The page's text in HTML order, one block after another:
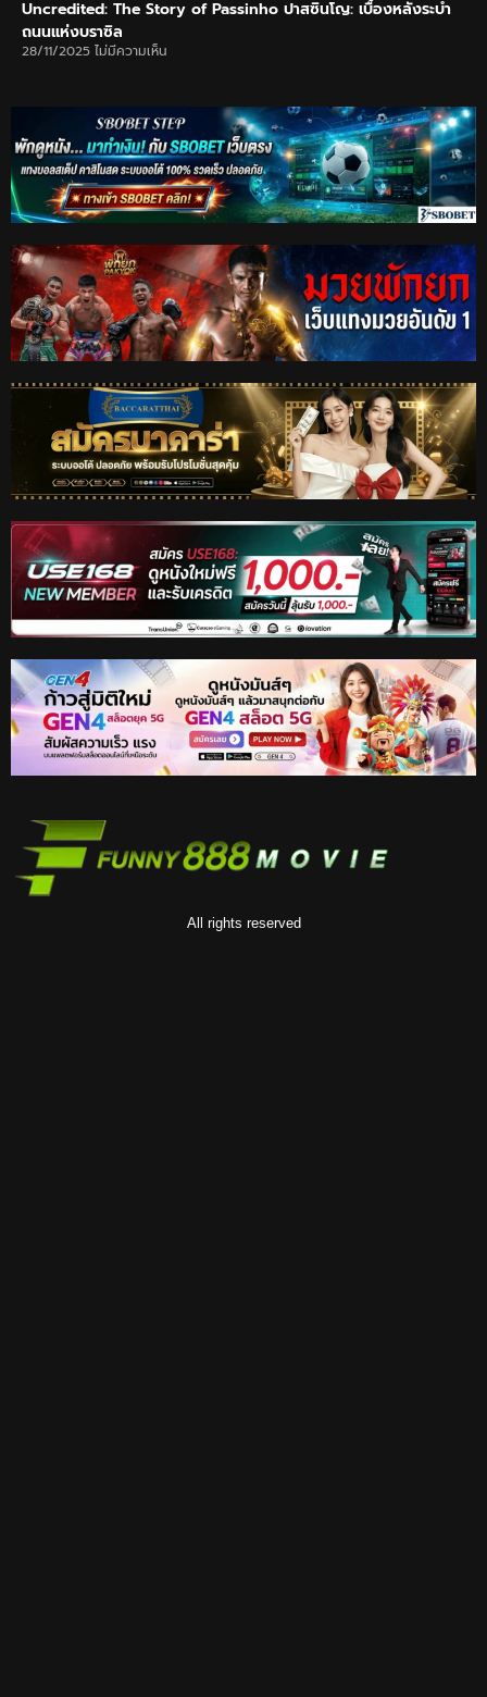
Uncredited: The Story of Passinho ปาสซินโญ: เบื้องหลังระบำ
ถนนแห่งบราซิล
28/11/2025 ไม่มีความเห็น
All rights reserved